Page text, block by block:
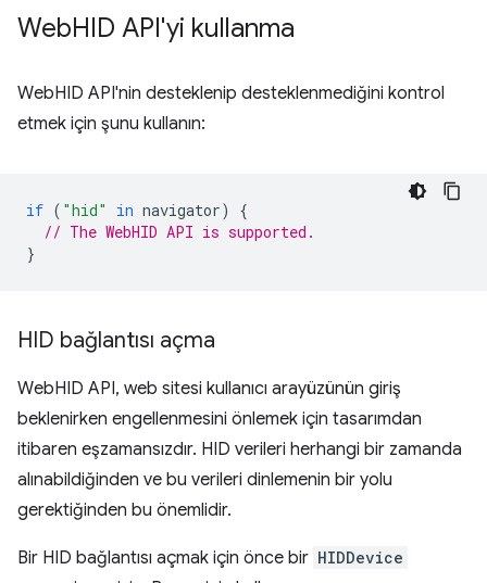
WebHID API'yi kullanma
WebHID API'nin desteklenip desteklenmediğini kontrol
etmek için şunu kullanın:
if ( "hid" in navigator)
{
// The WebHID API is supported.
}
HID bağlantısı açma
WebHID API, web sitesi kullanıcı arayüzünün giriş
beklenirken engellenmesini önlemek için tasarımdan
itibaren eşzamansızdır. HID verileri herhangi bir zamanda
alınabildiğinden ve bu verileri dinlemenin bir yolu
gerektiğinden bu önemlidir.
Bir HID bağlantısı açmak için önce bir HIDDevice